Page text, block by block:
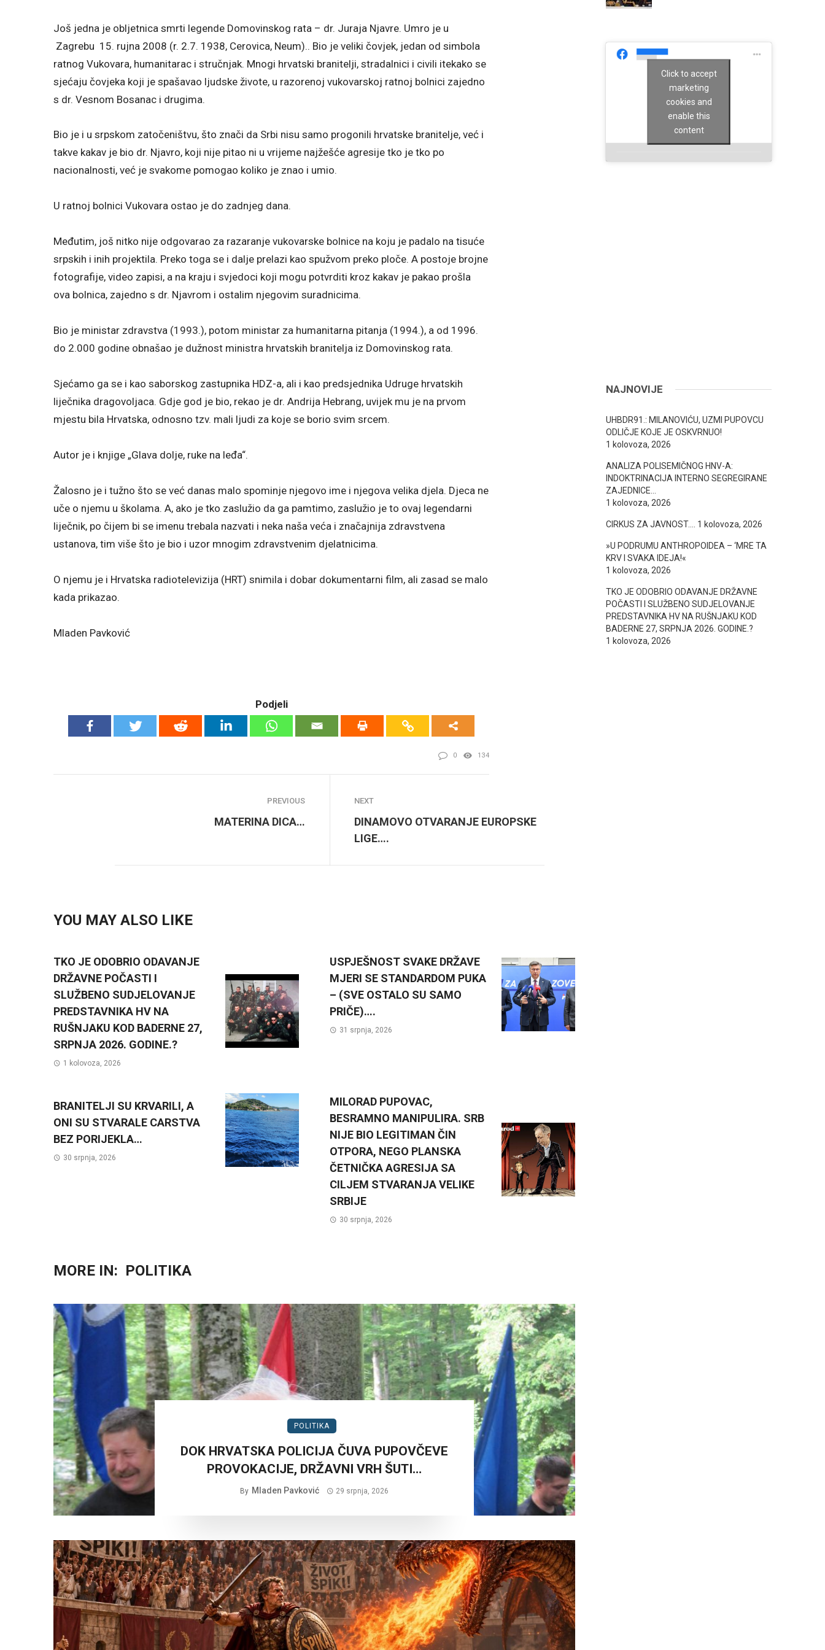
Još jedna je obljetnica smrti legende Domovinskog rata – dr. Juraja Njavre. Umro je u
Zagrebu 15. rujna 2008 (r. 2.7. 1938, Cerovica, Neum).. Bio je veliki čovjek, jedan od simbola
ratnog Vukovara, humanitarac i stručnjak. Mnogi hrvatski branitelji, stradalnici i civili itekako se
sjećaju čovjeka koji je spašavao ljudske živote, u razorenoj vukovarskoj ratnoj bolnici zajedno
s dr. Vesnom Bosanac i drugima.
Bio je i u srpskom zatočeništvu, što znači da Srbi nisu samo progonili hrvatske branitelje, već i
takve kakav je bio dr. Njavro, koji nije pitao ni u vrijeme najžešće agresije tko je tko po
nacionalnosti, već je svakome pomogao koliko je znao i umio.
U ratnoj bolnici Vukovara ostao je do zadnjeg dana.
Međutim, još nitko nije odgovarao za razaranje vukovarske bolnice na koju je padalo na tisuće
srpskih i inih projektila. Preko toga se i dalje prelazi kao spužvom preko ploče. A postoje brojne
fotografije, video zapisi, a na kraju i svjedoci koji mogu potvrditi kroz kakav je pakao prošla
ova bolnica, zajedno s dr. Njavrom i ostalim njegovim suradnicima.
Bio je ministar zdravstva (1993.), potom ministar za humanitarna pitanja (1994.), a od 1996.
do 2.000 godine obnašao je dužnost ministra hrvatskih branitelja iz Domovinskog rata.
Sjećamo ga se i kao saborskog zastupnika HDZ-a, ali i kao predsjednika Udruge hrvatskih
liječnika dragovoljaca. Gdje god je bio, rekao je dr. Andrija Hebrang, uvijek mu je na prvom
mjestu bila Hrvatska, odnosno tzv. mali ljudi za koje se borio svim srcem.
Autor je i knjige „Glava dolje, ruke na leđa“.
Žalosno je i tužno što se već danas malo spominje njegovo ime i njegova velika djela. Djeca ne
uče o njemu u školama. A, ako je tko zaslužio da ga pamtimo, zaslužio je to ovaj legendarni
liječnik, po čijem bi se imenu trebala nazvati i neka naša veća i značajnija zdravstvena
ustanova, tim više što je bio i uzor mnogim zdravstvenim djelatnicima.
O njemu je i Hrvatska radiotelevizija (HRT) snimila i dobar dokumentarni film, ali zasad se malo
kada prikazao.
Mladen Pavković
Podjeli
0 134
PREVIOUS
MATERINA DICA…
NEXT
DINAMOVO OTVARANJE EUROPSKE
LIGE….
YOU MAY ALSO LIKE
TKO JE ODOBRIO ODAVANJE
DRŽAVNE POČASTI I
SLUŽBENO SUDJELOVANJE
PREDSTAVNIKA HV NA
RUŠNJAKU KOD BADERNE 27,
SRPNJA 2026. GODINE.?
1 kolovoza, 2026
USPJEŠNOST SVAKE DRŽAVE
MJERI SE STANDARDOM PUKA
– (SVE OSTALO SU SAMO
PRIČE)….
31 srpnja, 2026
BRANITELJI SU KRVARILI, A
ONI SU STVARALE CARSTVA
BEZ PORIJEKLA…
30 srpnja, 2026
MILORAD PUPOVAC,
BESRAMNO MANIPULIRA. SRB
NIJE BIO LEGITIMAN ČIN
OTPORA, NEGO PLANSKA
ČETNIČKA AGRESIJA SA
CILJEM STVARANJA VELIKE
SRBIJE
30 srpnja, 2026
MORE IN: POLITIKA
POLITIKA
DOK HRVATSKA POLICIJA ČUVA PUPOVČEVE
PROVOKACIJE, DRŽAVNI VRH ŠUTI…
By Mladen Pavković 29 srpnja, 2026
Click to accept
marketing
cookies and
enable this
content
NAJNOVIJE
UHBDR91.: MILANOVIĆU, UZMI PUPOVCU
ODLIČJE KOJE JE OSKVRNUO!
1 kolovoza, 2026
ANALIZA POLISEMIČNOG HNV-A:
INDOKTRINACIJA INTERNO SEGREGIRANE
ZAJEDNICE…
1 kolovoza, 2026
CIRKUS ZA JAVNOST…. 1 kolovoza, 2026
»U PODRUMU ANTHROPOIDEA – ‘MRE TA
KRV I SVAKA IDEJA!«
1 kolovoza, 2026
TKO JE ODOBRIO ODAVANJE DRŽAVNE
POČASTI I SLUŽBENO SUDJELOVANJE
PREDSTAVNIKA HV NA RUŠNJAKU KOD
BADERNE 27, SRPNJA 2026. GODINE.?
1 kolovoza, 2026